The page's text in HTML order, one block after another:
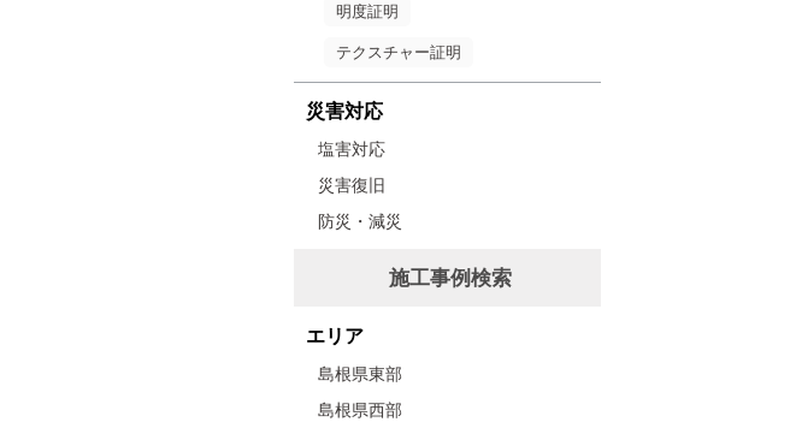
明度証明
テクスチャー証明
災害対応
塩害対応
災害復旧
防災・減災
施工事例検索
エリア
島根県東部
島根県西部